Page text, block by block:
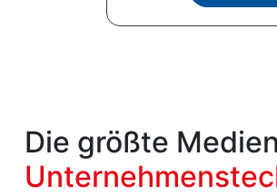
Die größte